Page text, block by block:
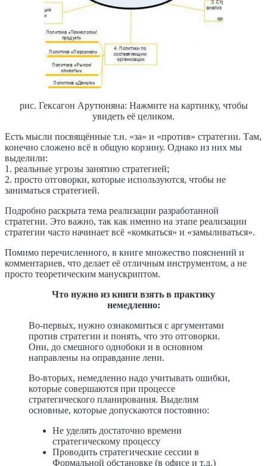
рис. Гексагон Арутюняна: Нажмите на картинку, чтобы
увидеть её целиком.
Есть мысли посвящённые т.н. «за» и «против» стратегии. Там,
конечно сложено всё в общую корзину. Однако из них мы
выделили:
1. реальные угрозы занятию стратегией;
2. просто отговорки, которые используются, чтобы не
заниматься стратегией.
Подробно раскрыта тема реализации разработанной
стратегии. Это важно, так как именно на этапе реализации
стратегии часто начинает всё «комкаться» и «замыливаться».
Помимо перечисленного, в книге множество пояснений и
комментариев, что делает её отличным инструментом, а не
просто теоретическим манускриптом.
Что нужно из книги взять в практику
немедленно:
Во-первых, нужно ознакомиться с аргументами
против стратегии и понять, что это отговорки.
Они, до смешного однобоки и в основном
направлены на оправдание лени.
Во-вторых, немедленно надо учитывать ошибки,
которые совершаются при процессе
стратегического планирования. Выделим
основные, которые допускаются постоянно:
Не уделять достаточно времени
стратегическому процессу
Проводить стратегические сессии в
Формальной обстановке (в офисе и т.д.)